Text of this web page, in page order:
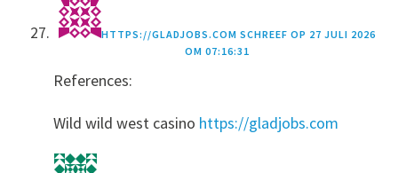
HTTPS://GLADJOBS.COM SCHREEF OP 27 JULI 2026
OM 07:16:31
References:
Wild wild west casino https://gladjobs.com